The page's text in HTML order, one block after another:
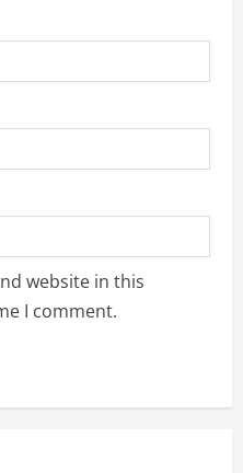
website in this
I comment.